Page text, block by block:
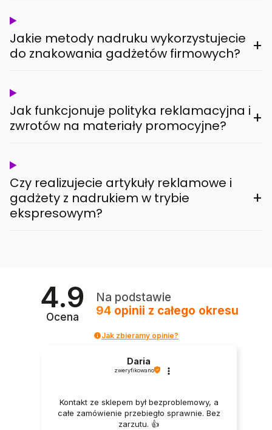
Jakie metody nadruku wykorzystujecie
do znakowania gadżetów firmowych?
+
Jak funkcjonuje polityka reklamacyjna i
zwrotów na materiały promocyjne?
+
Czy realizujecie artykuły reklamowe i
gadżety z nadrukiem w trybie
ekspresowym?
+
4.9
Ocena
Na podstawie
94 opinii z całego okresu
Jak zbieramy opinie?
Daria
zweryfikowano
Kontakt ze sklepem był bezproblemowy, a
całe zamówienie przebiegło sprawnie. Bez
zarzutu. 👍️